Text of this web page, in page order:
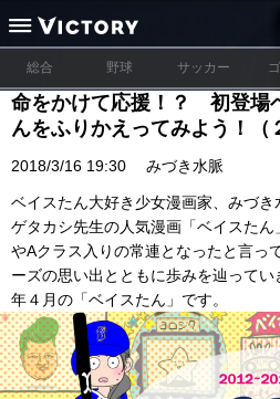
総合 野球 サッカー
命をかけて応援！？ 初登場
んをふりかえってみよう！（
2018/3/16 19:30 みづき水脈
ベイスたん大好き少女漫画家、みづ
ゲタカシ先生の人気漫画「ベイスた
やAクラス入りの常連となったと言っ
ーズの思い出とともに歩みを辿って
年４月の「ベイスたん」です。